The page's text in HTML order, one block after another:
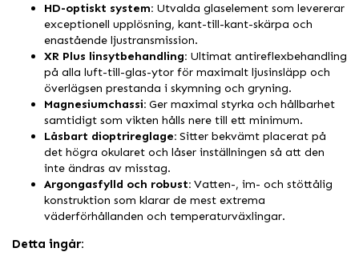
HD-optiskt system: Utvalda glaselement som levererar
exceptionell upplösning, kant-till-kant-skärpa och
enastående ljustransmission.
XR Plus linsytbehandling: Ultimat antireflexbehandling
på alla luft-till-glas-ytor för maximalt ljusinsläpp och
överlägsen prestanda i skymning och gryning.
Magnesiumchassi: Ger maximal styrka och hållbarhet
samtidigt som vikten hålls nere till ett minimum.
Låsbart dioptrireglage: Sitter bekvämt placerat på
det högra okularet och låser inställningen så att den
inte ändras av misstag.
Argongasfylld och robust: Vatten-, im- och stöttålig
konstruktion som klarar de mest extrema
väderförhållanden och temperaturväxlingar.
Detta ingår: